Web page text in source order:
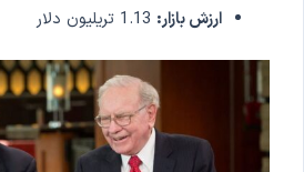
ارزش بازار: